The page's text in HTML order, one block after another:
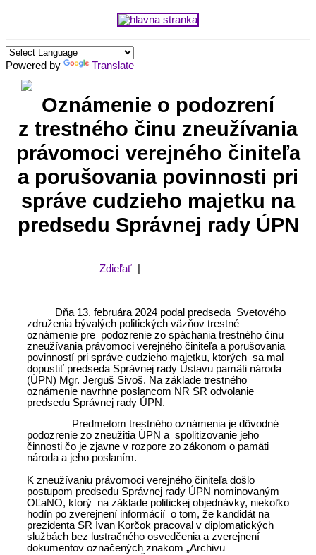
Powered by Translate
Oznámenie o podozrení
z trestného činu zneužívania
právomoci verejného činiteľa
a porušovania povinnosti pri
správe cudzieho majetku na
predsedu Správnej rady ÚPN
Zdieľať
Dňa 13. februára 2024 podal predseda Svetového
združenia bývalých politických väzňov trestné
oznámenie pre podozrenie zo spáchania trestného činu
zneužívania právomoci verejného činiteľa a porušovania
povinností pri správe cudzieho majetku, ktorých sa mal
dopustiť predseda Správnej rady Ústavu pamäti národa
(ÚPN) Mgr. Jerguš Sivoš. Na základe trestného
oznámenie navrhne poslancom NR SR odvolanie
predsedu Správnej rady ÚPN.
Predmetom trestného oznámenia je dôvodné
podozrenie zo zneužitia ÚPN a spolitizovanie jeho
činnosti čo je zjavne v rozpore zo zákonom o pamäti
národa a jeho poslaním.
K zneužívaniu právomoci verejného činiteľa došlo
postupom predsedu Správnej rady ÚPN nominovaným
OĽaNO, ktorý na základe politickej objednávky, niekoľko
hodín po zverejnení informácií o tom, že kandidát na
prezidenta SR Ivan Korčok pracoval v diplomatických
službách bez lustračného osvedčenia a zverejnení
dokumentov označených znakom „Archivu